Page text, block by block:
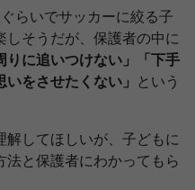
らいでサッカーに絞る子
しそうだが、保護者の中に
りに追いつけない」「下手
をさせたくない」
という
してほしいが、子どもに
法と保護者にわかってもら